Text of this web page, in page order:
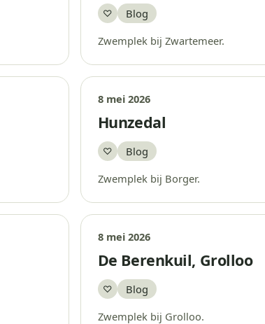
♡Bewaar
Blog
Zwemplek bij Zwartemeer.
8 mei 2026
Hunzedal
♡Bewaar
Blog
Zwemplek bij Borger.
8 mei 2026
De Berenkuil, Grolloo
♡Bewaar
Blog
Zwemplek bij Grolloo.